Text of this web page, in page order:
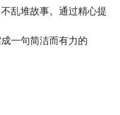
乱堆故事。通过精心提
一句简洁而有力的